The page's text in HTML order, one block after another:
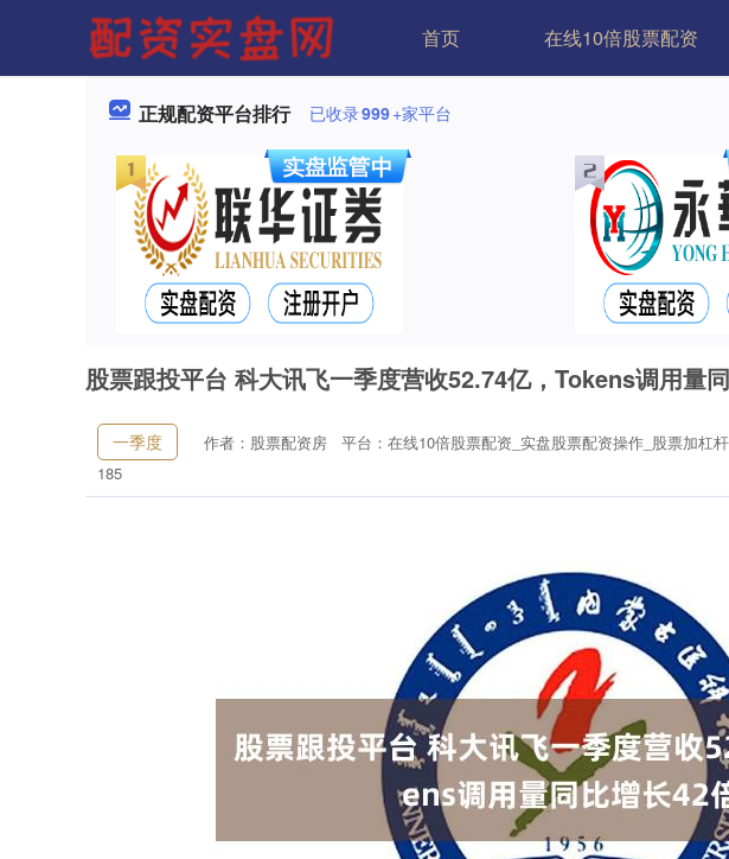
首页 在线10倍股票配资
正规配资平台排行 已收录999+家平台
股票跟投平台 科大讯飞一季度营收52.74亿，Tokens调用量
一季度 作者：股票配资房 平台：在线10倍股票配资_实盘股票配资操作_股票加杠
185